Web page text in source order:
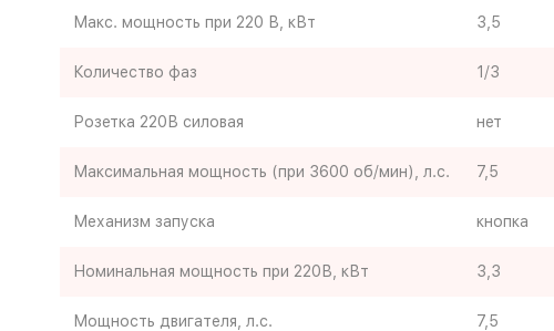
Макс. мощность при 220 В, кВт 3,5
Количество фаз 1/3
Розетка 220В силовая нет
Максимальная мощность (при 3600 об/мин), л.с. 7,5
Механизм запуска кнопка
Номинальная мощность при 220В, кВт 3,3
Мощность двигателя, л.с. 7,5